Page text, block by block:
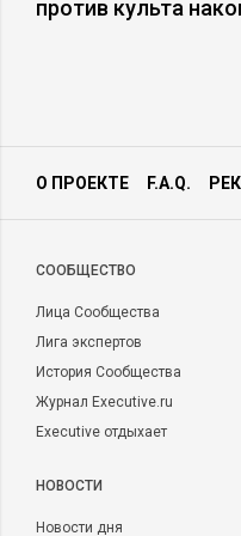
Республика Тыва
Республика Дагестан
Республика Бурятия
Республика Алтай
против культа
О ПРОЕКТЕ F.A.Q.
CООБЩЕСТВО
Лица Сообщества
Лига экспертов
История Сообщества
Журнал Executive.ru
Executive отдыхает
НОВОСТИ
Новости дня